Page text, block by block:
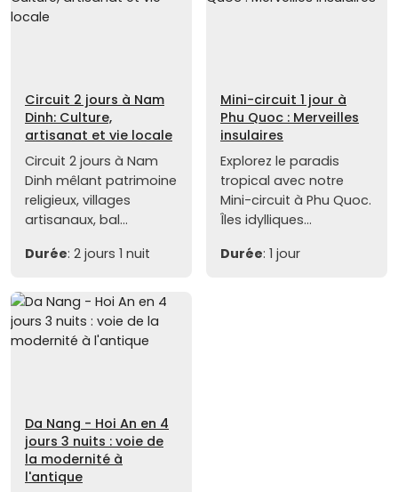
Circuit 2 jours à Nam
Dinh: Culture,
artisanat et vie locale
Circuit 2 jours à Nam
Dinh mêlant patrimoine
religieux, villages
artisanaux, bal...
Durée: 2 jours 1 nuit
Mini-circuit 1 jour à
Phu Quoc : Merveilles
insulaires
Explorez le paradis
tropical avec notre
Mini-circuit à Phu Quoc.
Îles idylliques...
Durée: 1 jour
Da Nang - Hoi An en 4
jours 3 nuits : voie de
la modernité à
l'antique